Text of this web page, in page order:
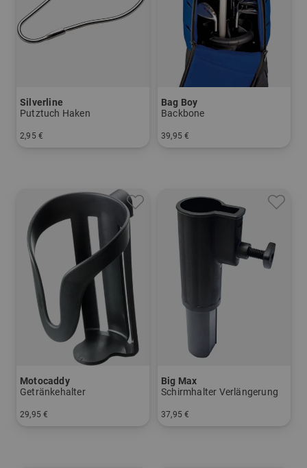
Silverline
Putztuch Haken
2,95 €
Bag Boy
Backbone
39,95 €
Motocaddy
Getränkehalter
29,95 €
Big Max
Schirmhalter Verlängerung
37,95 €